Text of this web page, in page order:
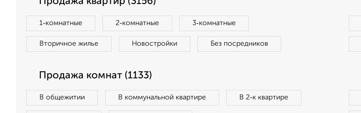
1‑комнатные 2‑комнатные 3‑комнатные
Вторичное жилье Новостройки Без посредников
Продажа комнат (1133)
В общежитии В коммунальной квартире В 2‑к квартире